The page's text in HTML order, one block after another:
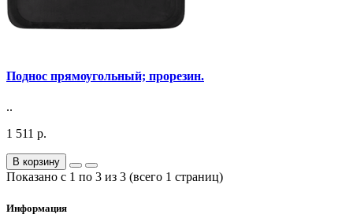
Поднос прямоугольный; прорезин.
..
1 511 р.
В корзину
Показано с 1 по 3 из 3 (всего 1 страниц)
Информация